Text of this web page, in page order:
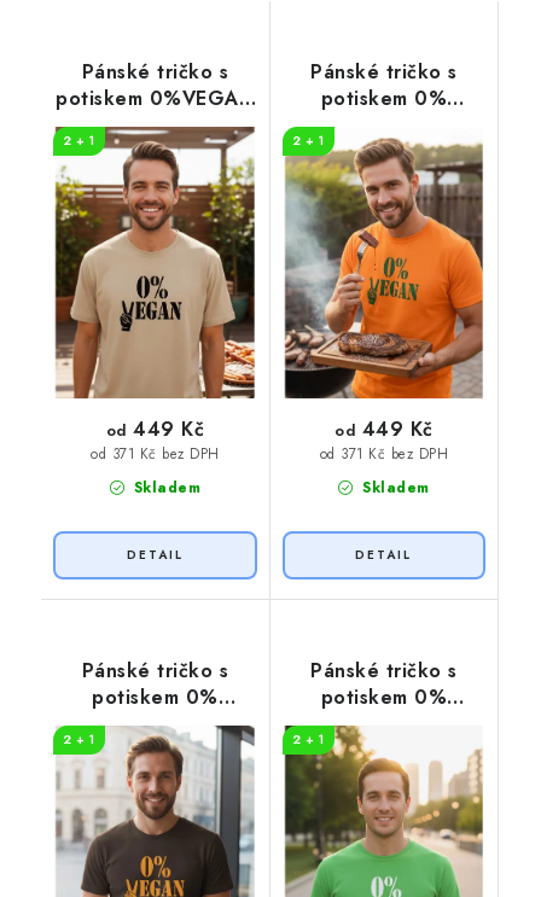
Pánské tričko s
potiskem 0%VEGAN
černý potisk
2 + 1
Skladem
od 371 Kč bez DPH
od 449 Kč
Pánské tričko s
potiskem 0%
VEGAN zelený
potisk
2 + 1
Skladem
od 371 Kč bez DPH
od 449 Kč
Pánské tričko s
potiskem 0%
VEGAN oranžový
potisk
2 + 1
Pánské tričko s
potiskem 0%
VEGAN
2 + 1